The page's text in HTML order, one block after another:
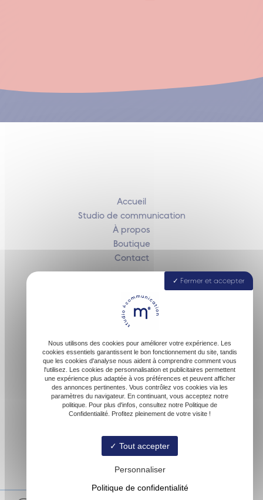
Accueil
Studio de communication
À propos
Boutique
Contact
contact@malofactory.fr
06 74 27 00 54
Fermer et accepter
Nous utilisons des cookies pour améliorer votre expérience. Les
cookies essentiels garantissent le bon fonctionnement du site, tandis
que les cookies d'analyse nous aident à comprendre comment vous
l'utilisez. Les cookies de personnalisation et publicitaires permettent
une expérience plus adaptée à vos préférences et peuvent afficher
des annonces pertinentes. Vous contrôlez vos cookies via les
paramètres du navigateur. En continuant, vous acceptez notre
politique. Pour plus d'infos, consultez notre Politique de
Confidentialité. Profitez pleinement de votre visite !
Tout accepter
Personnaliser
Politique de confidentialité